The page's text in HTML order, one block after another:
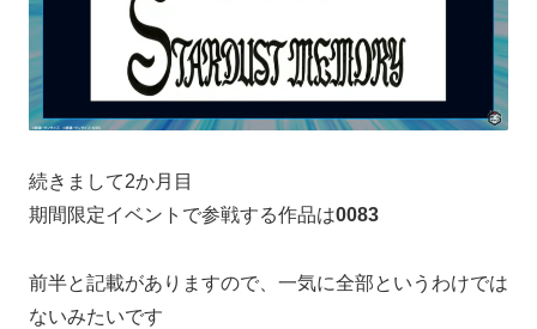
続きまして2か月目
期間限定イベントで参戦する作品は0083
前半と記載がありますので、一気に全部というわけでは
ないみたいです